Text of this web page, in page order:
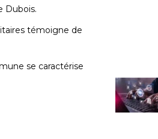
Dubois.
témoigne de
se caractérise